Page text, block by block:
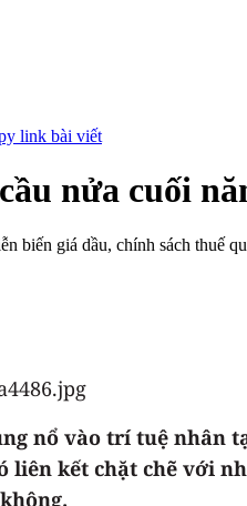
link bài viết
nửa cuối
giá dầu, chính sách thuế
nổ vào trí tuệ nhân
kết chặt chẽ với